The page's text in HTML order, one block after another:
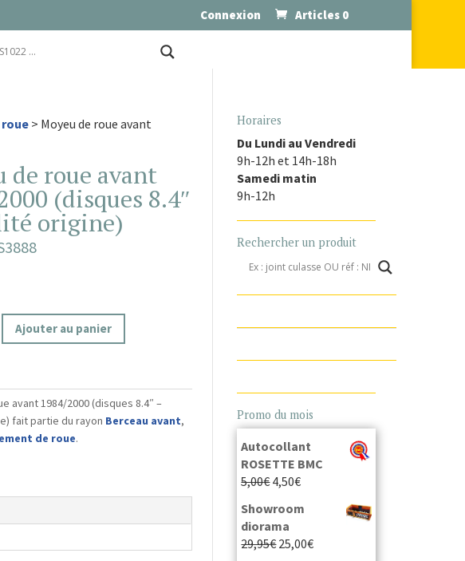
Connexion Articles 0
> Moyeu de roue avant
de roue avant
(disques 8.4″
origine)
Ajouter au panier
avant 1984/2000 (disques 8.4″ –
fait partie du rayon Berceau avant,
de roue.
Horaires
Du Lundi au Vendredi
9h-12h et 14h-18h
Samedi matin
9h-12h
Rechercher un produit
Promo du mois
Autocollant
ROSETTE BMC
5,00€4,50€
Showroom
diorama
29,95€25,00€